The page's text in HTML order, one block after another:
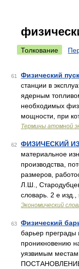
Толкование
61 Физический пуск
станции в
ядерным
необходимых
мощности, при
Термины атомной
62 ФИЗИЧЕСКИЙ
материальное
производства,
размеров,
Л.Ш.,
словарь. 2 е
Экономический
63 Физический
барьер преграды
проникновению
уязвимым местам
ПОСТАНОВЛЕНИЕ